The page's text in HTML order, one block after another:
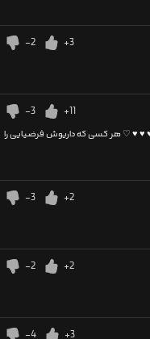
+3
-2
+11
-3
♥ ♡ هر کسی که داریوش فرضیایی را
+2
-3
+2
-2
+3
-4